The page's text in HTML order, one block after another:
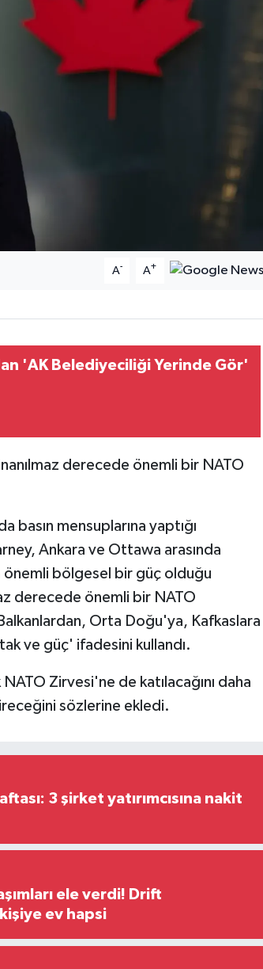
A- A+
'AK Belediyeciliği Yerinde Gör'
derecede önemli bir NATO
basın mensuplarına yaptığı
Ankara ve Ottawa arasında
önemli bölgesel bir güç olduğu
derecede önemli bir NATO
Orta Doğu'ya, Kafkaslara
ve güç' ifadesini kullandı.
Zirvesi'ne de katılacağını daha
sözlerine ekledi.
3 şirket yatırımcısına nakit
ele verdi! Drift
ev hapsi